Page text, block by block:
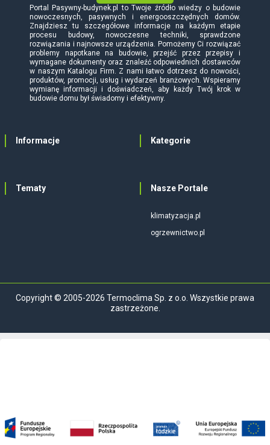
Portal Pasywny-budynek.pl to Twoje źródło wiedzy o budowie
nowoczesnych, pasywnych i energooszczędnych domów.
Znajdziesz tu szczegółowe informacje na każdym etapie
procesu budowy, nowoczesne techniki, sprawdzone
rozwiązania i najnowsze urządzenia. Pomożemy Ci rozwiązać
problemy napotkane na budowie, przejść przez przepisy i
wymagane dokumenty oraz znaleźć odpowiednich dostawców
w naszym Katalogu Firm. Z nami łatwo dotrzesz do nowości,
produktów, promocji, usług i wydarzeń branżowych. Wspieramy
wymianę informacji i doświadczeń, aby każdy Twój krok w
budowie domu był świadomy i efektywny.
Informacje Kategorie
Tematy Nasze Portale
klimatyzacja.pl
ogrzewnictwo.pl
Copyright © 2005-2026 Termoclima Sp. z o.o. Wszystkie prawa
zastrzeżone.